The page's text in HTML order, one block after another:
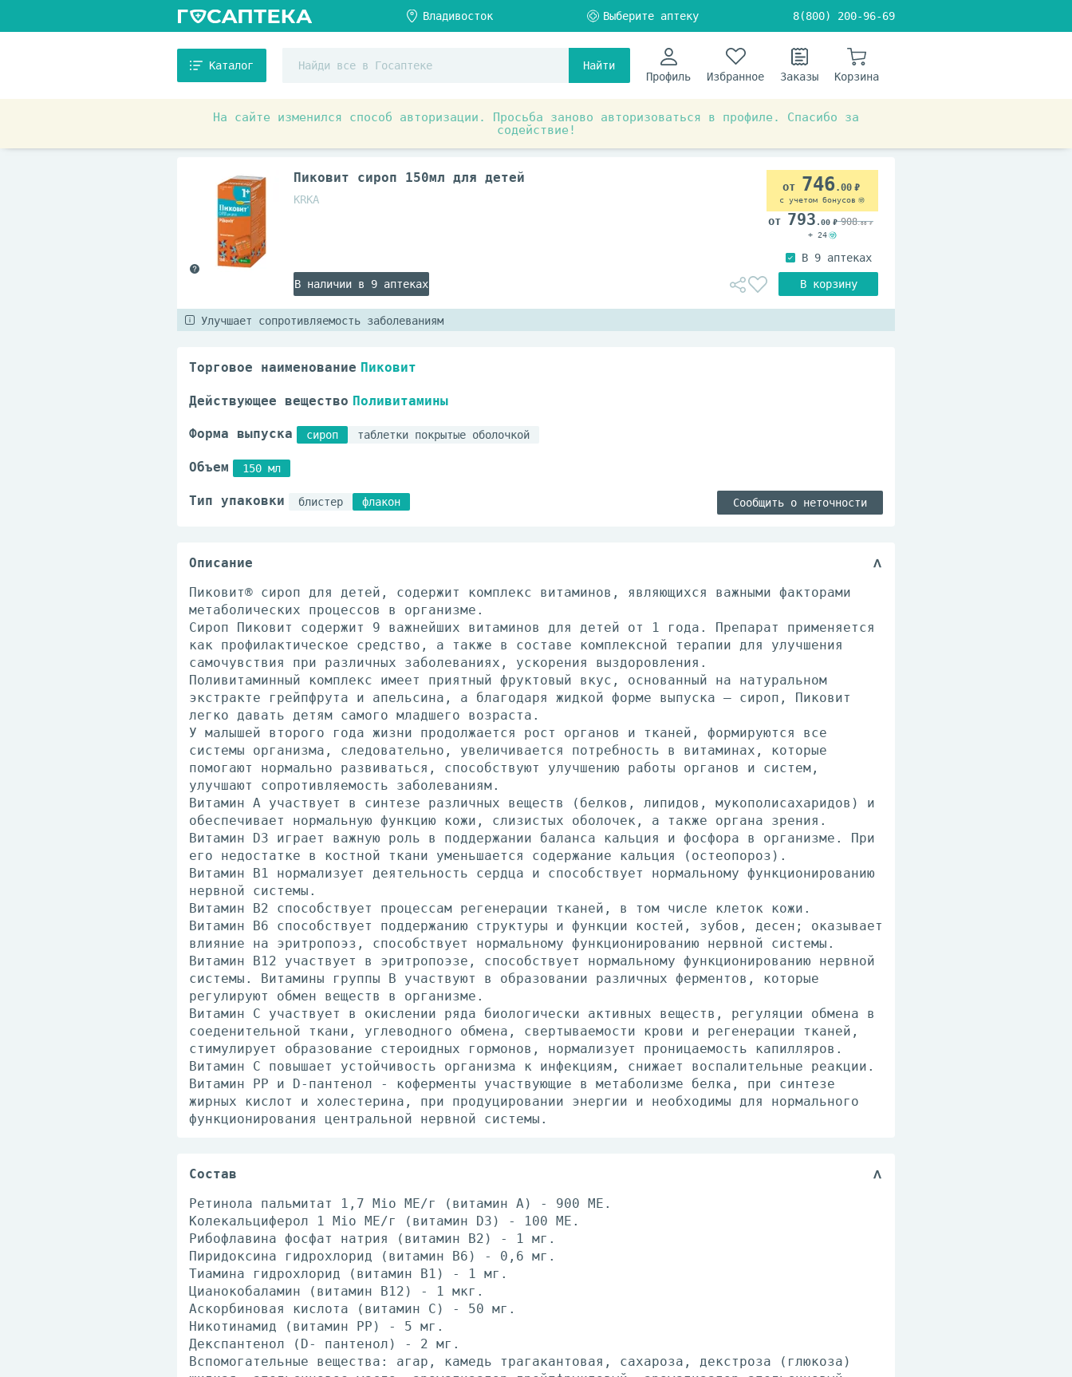
8(800) 200-96-69
Каталог
Найти
Профиль
Избранное Заказы Корзина
На сайте изменился способ авторизации. Просьба заново авторизоваться в профиле. Спасибо за
содействие!
Витамины для детей
Пиковит сироп 150мл для детей
KRKA
В наличии в 9 аптеках
746.00
с учетом бонусов
793 .00 908.00
+ 24
Улучшает сопротивляемость заболеваниям
Торговое наименование Пиковит
Действующее вещество Поливитамины
Форма выпуска сироп таблетки покрытые оболочкой
Объем 150 мл
Тип упаковки блистер флакон Сообщить о неточности
Описание
Пиковит® сироп для детей, содержит комплекс витаминов, являющихся важными факторами
метаболических процессов в организме.
Сироп Пиковит содержит 9 важнейших витаминов для детей от 1 года. Препарат применяется
как профилактическое средство, а также в составе комплексной терапии для улучшения
самочувствия при различных заболеваниях, ускорения выздоровления.
Поливитаминный комплекс имеет приятный фруктовый вкус, основанный на натуральном
экстракте грейпфрута и апельсина, а благодаря жидкой форме выпуска – сироп, Пиковит
легко давать детям самого младшего возраста.
У малышей второго года жизни продолжается рост органов и тканей, формируются все
системы организма, следовательно, увеличивается потребность в витаминах, которые
помогают нормально развиваться, способствуют улучшению работы органов и систем,
улучшают сопротивляемость заболеваниям.
Витамин А участвует в синтезе различных веществ (белков, липидов, мукополисахаридов) и
обеспечивает нормальную функцию кожи, слизистых оболочек, а также органа зрения.
Витамин D3 играет важную роль в поддержании баланса кальция и фосфора в организме. При
его недостатке в костной ткани уменьшается содержание кальция (остеопороз).
Витамин В1 нормализует деятельность сердца и способствует нормальному функционированию
нервной системы.
Витамин В2 способствует процессам регенерации тканей, в том числе клеток кожи.
Витамин В6 способствует поддержанию структуры и функции костей, зубов, десен; оказывает
влияние на эритропоэз, способствует нормальному функционированию нервной системы.
Витамин В12 участвует в эритропоэзе, способствует нормальному функционированию нервной
системы. Витамины группы В участвуют в образовании различных ферментов, которые
регулируют обмен веществ в организме.
Витамин С участвует в окислении ряда биологически активных веществ, регуляции обмена в
соеденительной ткани, углеводного обмена, свертываемости крови и регенерации тканей,
стимулирует образование стероидных гормонов, нормализует проницаемость капилляров.
Витамин С повышает устойчивость организма к инфекциям, снижает воспалительные реакции.
Витамин РР и D-пантенол - коферменты участвующие в метаболизме белка, при синтезе
жирных кислот и холестерина, при продуцировании энергии и необходимы для нормального
функционирования центральной нервной системы.
Состав
Ретинола пальмитат 1,7 Мio ME/г (витамин А) - 900 МЕ.
Колекальциферол 1 Мio ME/г (витамин D3) - 100 МЕ.
Рибофлавина фосфат натрия (витамин В2) - 1 мг.
Пиридоксина гидрохлорид (витамин В6) - 0,6 мг.
Тиамина гидрохлорид (витамин В1) - 1 мг.
Цианокобаламин (витамин В12) - 1 мкг.
Аскорбиновая кислота (витамин С) - 50 мг.
Никотинамид (витамин РР) - 5 мг.
Декспантенол (D- пантенол) - 2 мг.
Вспомогательные вещества: агар, камедь трагакантовая, сахароза, декстроза (глюкоза)